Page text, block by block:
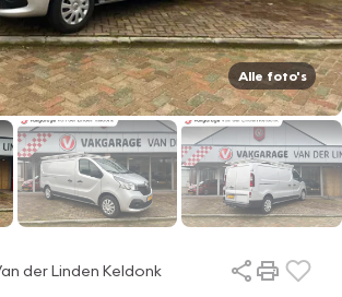
Alle foto's
der Linden Keldonk